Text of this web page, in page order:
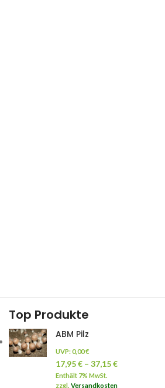
Top Produkte
ABM Pilz
UVP:0,00€
17,95€ – 37,15€
Enthält 7% MwSt.
zzgl. Versandkosten